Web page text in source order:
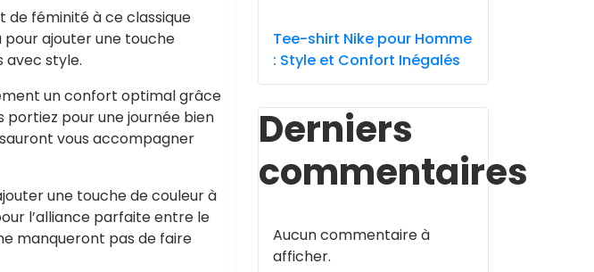
de féminité à ce classique
ajouter une touche
avec style.
un confort optimal grâce
pour une journée bien
vous accompagner
une touche de couleur à
l’alliance parfaite entre le
manqueront pas de faire
Tee-shirt Nike pour Homme
: Style et Confort Inégalés
Derniers
commentaires
Aucun commentaire à
afficher.